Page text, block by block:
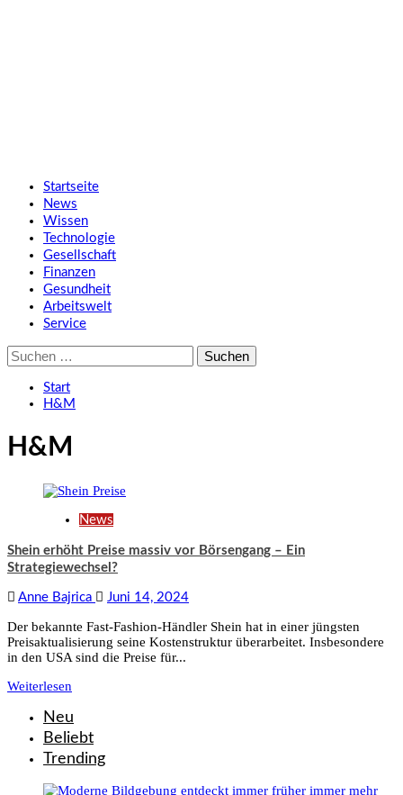
Startseite
News
Wissen
Technologie
Gesellschaft
Finanzen
Gesundheit
Arbeitswelt
Service
Suche
nach:
Start
H&M
H&M
News
Shein erhöht Preise massiv vor Börsengang – Ein
Strategiewechsel?
Anne Bajrica Juni 14, 2024
Der bekannte Fast-Fashion-Händler Shein hat in einer jüngsten
Preisaktualisierung seine Kostenstruktur überarbeitet. Insbesondere
in den USA sind die Preise für...
Weiterlesen
Neu
Beliebt
Trending